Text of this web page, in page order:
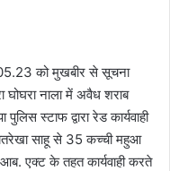
को मुखबीर से सूचना
घोघरा नाला में अवैध शराब
स्टाफ द्वारा रेड कार्यवाही
साहू से 35 कच्ची महुआ
एक्ट के तहत कार्यवाही करते